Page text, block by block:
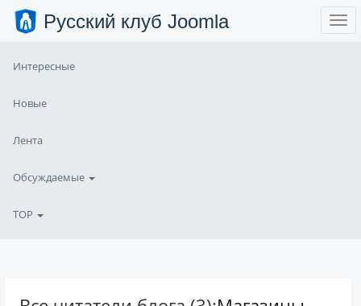
Русский клуб Joomla
Интересные
Новые
Лента
Обсуждаемые
TOP